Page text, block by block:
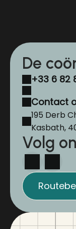
De
+33 6 82
Contact
195 Derb
Kasbath,
Volg